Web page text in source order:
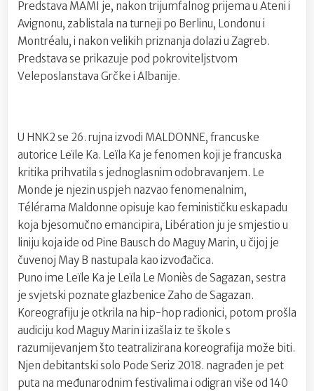
Predstava MAMI je, nakon trijumfalnog prijema u Ateni i
Avignonu, zablistala na turneji po Berlinu, Londonu i
Montréalu, i nakon velikih priznanja dolazi u Zagreb.
Predstava se prikazuje pod pokroviteljstvom
Veleposlanstava Grčke i Albanije.
U HNK2 se 26. rujna izvodi MALDONNE, francuske
autorice Leïle Ka. Leïla Ka je fenomen koji je francuska
kritika prihvatila s jednoglasnim odobravanjem. Le
Monde je njezin uspjeh nazvao fenomenalnim,
Télérama Maldonne opisuje kao feminističku eskapadu
koja bjesomučno emancipira, Libération ju je smjestio u
liniju koja ide od Pine Bausch do Maguy Marin, u čijoj je
čuvenoj May B nastupala kao izvođačica.
Puno ime Leïle Ka je Leïla Le Moniès de Sagazan, sestra
je svjetski poznate glazbenice Zaho de Sagazan.
Koreografiju je otkrila na hip-hop radionici, potom prošla
audiciju kod Maguy Marin i izašla iz te škole s
razumijevanjem što teatralizirana koreografija može biti.
Njen debitantski solo Pode Seriz 2018. nagrađen je pet
puta na međunarodnim festivalima i odigran više od 140